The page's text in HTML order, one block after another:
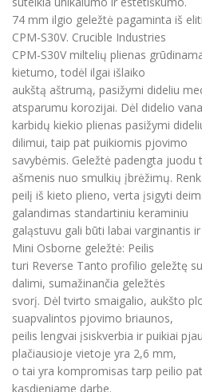
74 mm ilgio geležtė pagaminta iš
CPM-S30V. Crucible Industries
CPM-S30V miltelių plienas
kietumo, todėl ilgai išlaiko
aukštą aštrumą, pasižymi dideliu
atsparumu korozijai. Dėl didelio
karbidų kiekio plienas pasižymi
dilimui, taip pat puikiomis pjovimo
savybėmis. Geležtė padengta juodu
ašmenis nuo smulkių įbrėžimų.
peilį iš kieto plieno, verta įsigyti
galandimas standartiniu keraminiu
galąstuvu gali būti labai varginantis
Mini Osborne geležtė: Peilis
turi Reverse Tanto profilio geležtę
dalimi, sumažinančia geležtės
svorį. Dėl tvirto smaigalio, aukšto
suapvalintos pjovimo briaunos,
peilis lengvai įsiskverbia ir puikiai
plačiausioje vietoje yra 2,6 mm,
o tai yra kompromisas tarp peilio
kasdieniame darbe.